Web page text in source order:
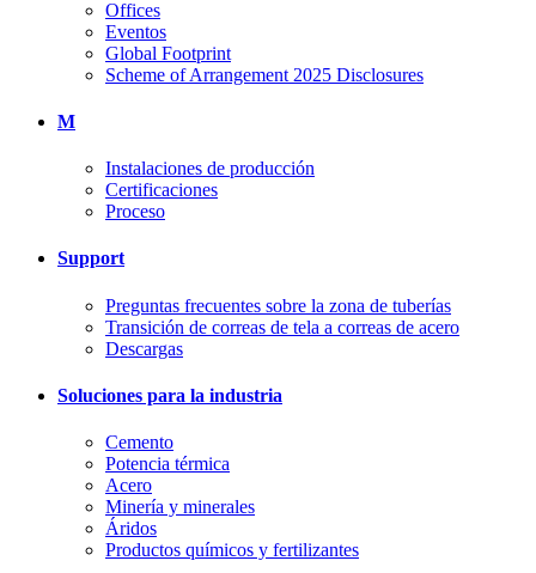
Offices
Eventos
Global Footprint
Scheme of Arrangement 2025 Disclosures
M
Instalaciones de producción
Certificaciones
Proceso
Support
Preguntas frecuentes sobre la zona de tuberías
Transición de correas de tela a correas de acero
Descargas
Soluciones para la industria
Cemento
Potencia térmica
Acero
Minería y minerales
Áridos
Productos químicos y fertilizantes